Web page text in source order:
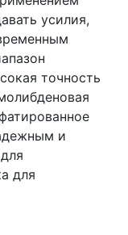
усилия,
точность
и
для